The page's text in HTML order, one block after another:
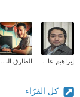
كل القرّاء